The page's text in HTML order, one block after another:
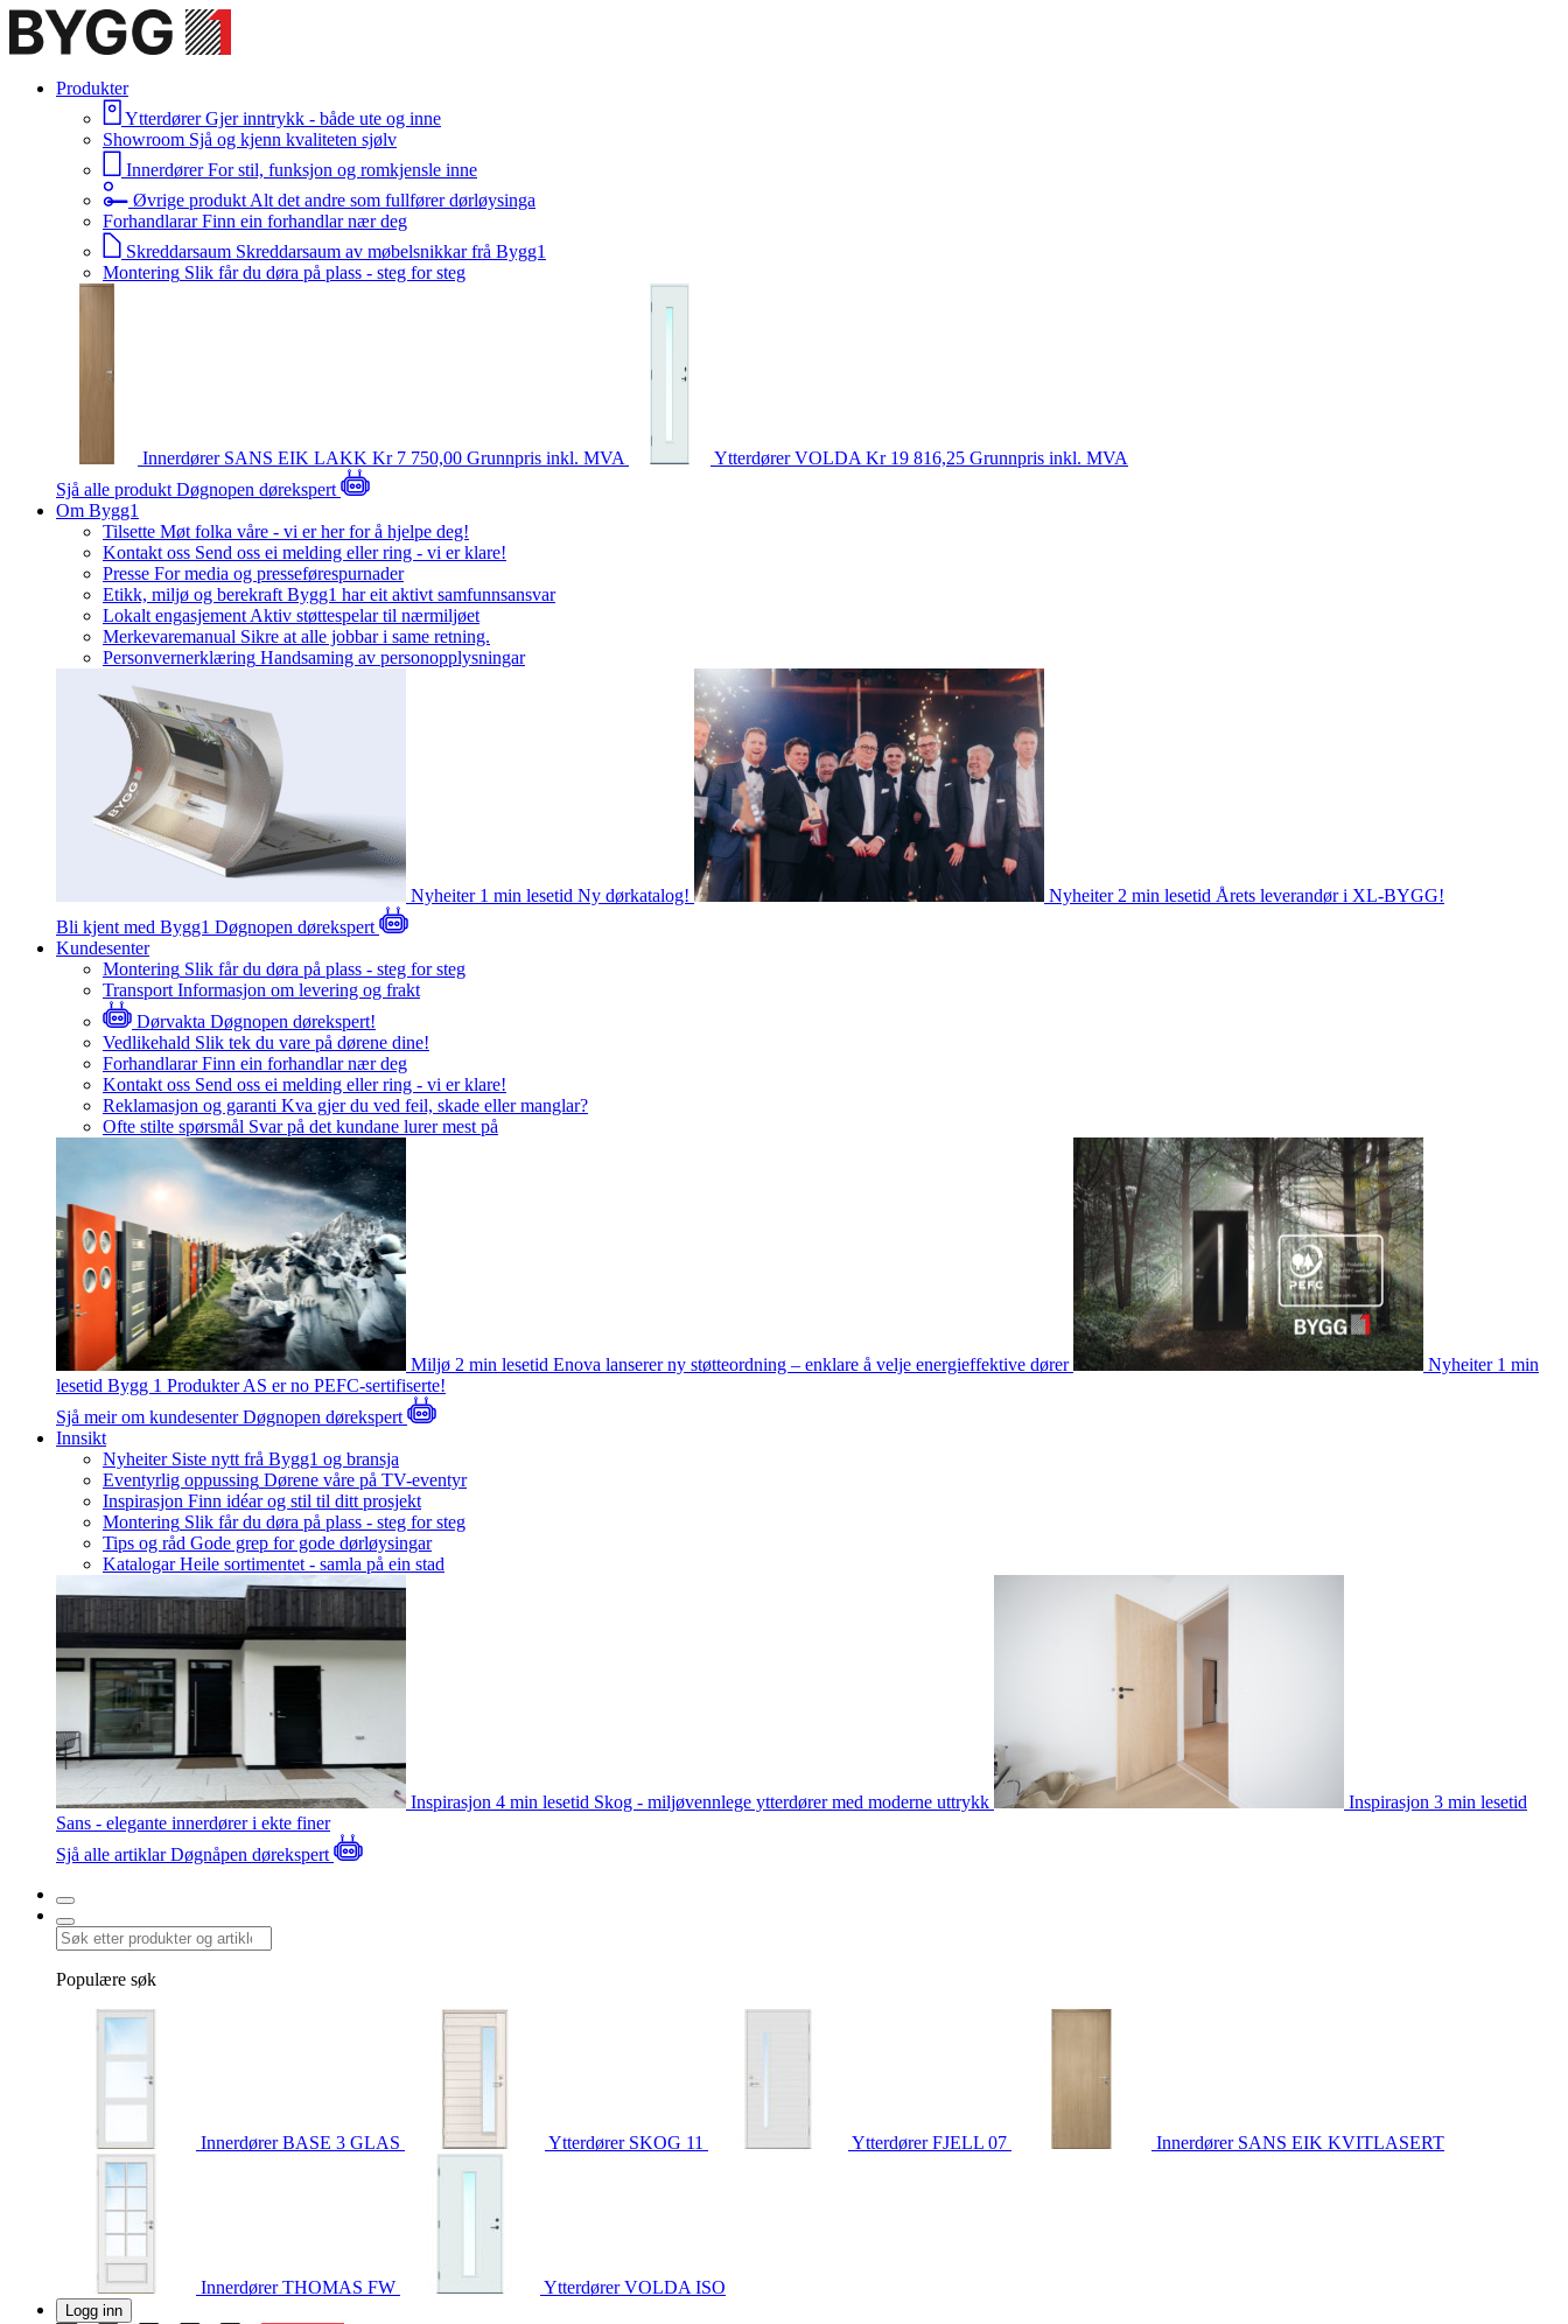
Produkter
Ytterdører Gjer inntrykk - både ute og inne
Showroom Sjå og kjenn kvaliteten sjølv
Innerdører For stil, funksjon og romkjensle inne
Øvrige produkt Alt det andre som fullfører dørløysinga
Forhandlarar Finn ein forhandlar nær deg
Skreddarsaum Skreddarsaum av møbelsnikkar frå Bygg1
Montering Slik får du døra på plass - steg for steg
Innerdører SANS EIK LAKK Kr 7 750,00 Grunnpris inkl. MVA YtterdørerVOLDA Kr 19 816,25 Grunnpris inkl. MVA
Sjå alle produkt Døgnopen dørekspert
Om Bygg1
Tilsette Møt folka våre - vi er her for å hjelpe deg!
Kontakt oss Send oss ei melding eller ring - vi er klare!
Presse For media og presseførespurnader
Etikk, miljø og berekraft Bygg1 har eit aktivt samfunnsansvar
Lokalt engasjement Aktiv støttespelar til nærmiljøet
Merkevaremanual Sikre at alle jobbar i same retning.
Personvernerklæring Handsaming av personopplysningar
Nyheiter 1 min lesetid Ny dørkatalog! Nyheiter 2 min lesetid Årets leverandør i XL-BYGG!
Bli kjent med Bygg1 Døgnopen dørekspert
Kundesenter
Montering Slik får du døra på plass - steg for steg
Transport Informasjon om levering og frakt
Dørvakta Døgnopen dørekspert!
Vedlikehald Slik tek du vare på dørene dine!
Forhandlarar Finn ein forhandlar nær deg
Kontakt oss Send oss ei melding eller ring - vi er klare!
Reklamasjon og garanti Kva gjer du ved feil, skade eller manglar?
Ofte stilte spørsmål Svar på det kundane lurer mest på
Miljø 2 min lesetid Enova lanserer ny støtteordning – enklare å velje energieffektive dører Nyheiter 1 min
lesetid Bygg 1 Produkter AS er no PEFC-sertifiserte!
Sjå meir om kundesenterDøgnopen dørekspert
Innsikt
Nyheiter Siste nytt frå Bygg1 og bransja
Eventyrlig oppussing Dørene våre på TV-eventyr
Inspirasjon Finn idéar og stil til ditt prosjekt
Montering Slik får du døra på plass - steg for steg
Tips og råd Gode grep for gode dørløysingar
Katalogar Heile sortimentet - samla på ein stad
Inspirasjon 4 min lesetid Skog - miljøvennlege ytterdører med moderne uttrykk Inspirasjon 3 min lesetid
Sans - elegante innerdører i ekte finer
Sjå alle artiklarDøgnåpen dørekspert
Populære søk
InnerdørerBASE 3 GLAS Ytterdører SKOG 11 YtterdørerFJELL 07 Innerdører SANS EIK KVITLASERT
InnerdørerTHOMAS FW YtterdørerVOLDA ISO
Logg inn